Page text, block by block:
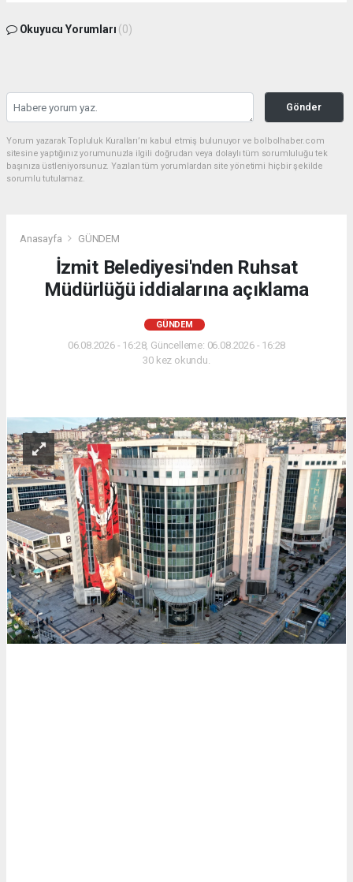
Okuyucu Yorumları (0)
Gönder
Yorum yazarak Topluluk Kuralları’nı kabul etmiş bulunuyor ve bolbolhaber.com
sitesine yaptığınız yorumunuzla ilgili doğrudan veya dolaylı tüm sorumluluğu tek
başınıza üstleniyorsunuz. Yazılan tüm yorumlardan site yönetimi hiçbir şekilde
sorumlu tutulamaz.
Anasayfa GÜNDEM
İzmit Belediyesi'nden Ruhsat
Müdürlüğü iddialarına açıklama
GÜNDEM
06.08.2026 - 16:28, Güncelleme: 06.08.2026 - 16:28
30 kez okundu.